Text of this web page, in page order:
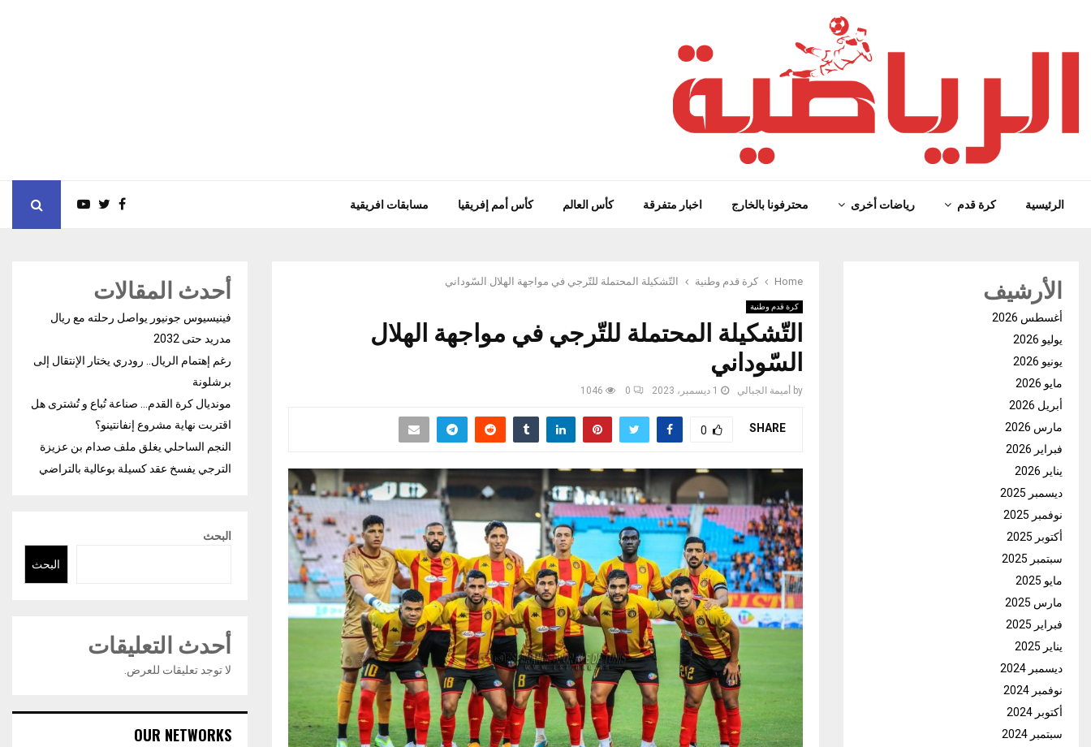
الرئيسية كرة قدم رياضات أخرى محترفونا بالخارج اخبار متفرقة كأس العالم كأس أمم إفريقيا مسابقات افريقية
Home كرة قدم وطنية التّشكيلة المحتملة للتّرجي في مواجهة الهلال السّوداني
كرة قدم وطنية
التّشكيلة المحتملة للتّرجي في مواجهة الهلال
السّوداني
by أميمة الجبالي 1 ديسمبر، 2023 0
1046
SHARE
0
الأرشيف
أغسطس 2026
يوليو 2026
يونيو 2026
مايو 2026
أبريل 2026
مارس 2026
فبراير 2026
يناير 2026
ديسمبر 2025
نوفمبر 2025
أكتوبر 2025
سبتمبر 2025
مايو 2025
مارس 2025
فبراير 2025
يناير 2025
ديسمبر 2024
نوفمبر 2024
أكتوبر 2024
سبتمبر 2024
أحدث المقالات
فينيسيوس جونيور يواصل رحلته مع ريال
مدريد حتى 2032
رغم إهتمام الريال.. رودري يختار الإنتقال إلى
برشلونة
مونديال كرة القدم… صناعة تُباع و تُشترى هل
اقتربت نهاية مشروع إنفانتينو؟
النجم الساحلي يغلق ملف صدام بن عزيزة
الترجي يفسخ عقد كسيلة بوعالية بالتراضي
البحث
البحث
أحدث التعليقات
لا توجد تعليقات للعرض.
OUR NETWORKS